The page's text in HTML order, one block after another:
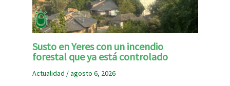
Susto en Yeres con un incendio
forestal que ya está controlado
Actualidad /agosto 6, 2026